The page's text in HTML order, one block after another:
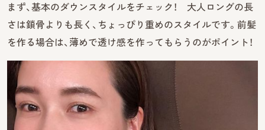
まず、基本のダウンスタイルをチェック！ 大人ロングの長
さは鎖骨よりも長く、ちょっぴり重めのスタイルです。前髪
を作る場合は、薄めで透け感を作ってもらうのがポイント！